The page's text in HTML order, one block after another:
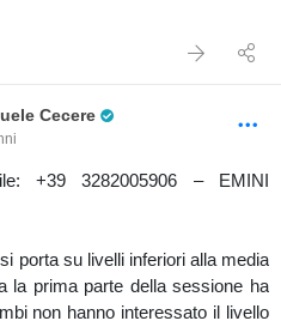
Cecere
+39 3282005906 – EMINI
porta su livelli inferiori alla media
la prima parte della sessione ha
non hanno interessato il livello